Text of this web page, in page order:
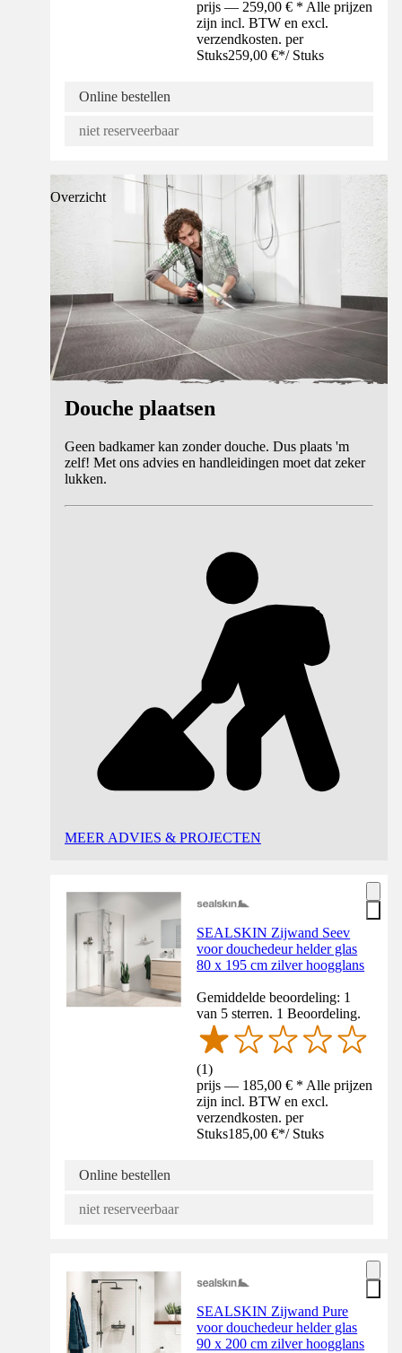
prijs — 259,00 € * Alle prijzen
zijn incl. BTW en excl.
verzendkosten. per
Stuks259,00 €*/ Stuks
Online bestellen
niet reserveerbaar
Overzicht
Douche plaatsen
Geen badkamer kan zonder douche. Dus plaats 'm
zelf! Met ons advies en handleidingen moet dat zeker
lukken.
MEER ADVIES & PROJECTEN
SEALSKIN Zijwand Seev
voor douchedeur helder glas
80 x 195 cm zilver hoogglans
Gemiddelde beoordeling: 1
van 5 sterren. 1 Beoordeling.
(1)
prijs — 185,00 € * Alle prijzen
zijn incl. BTW en excl.
verzendkosten. per
Stuks185,00 €*/ Stuks
Online bestellen
niet reserveerbaar
SEALSKIN Zijwand Pure
voor douchedeur helder glas
90 x 200 cm zilver hoogglans